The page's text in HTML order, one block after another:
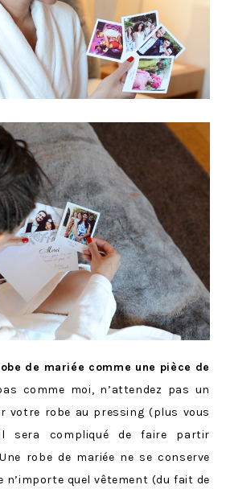
de mariée comme une pièce de
comme moi, n’attendez pas un
votre robe au pressing (plus vous
sera compliqué de faire partir
robe de mariée ne se conserve
n’importe quel vêtement (du fait de